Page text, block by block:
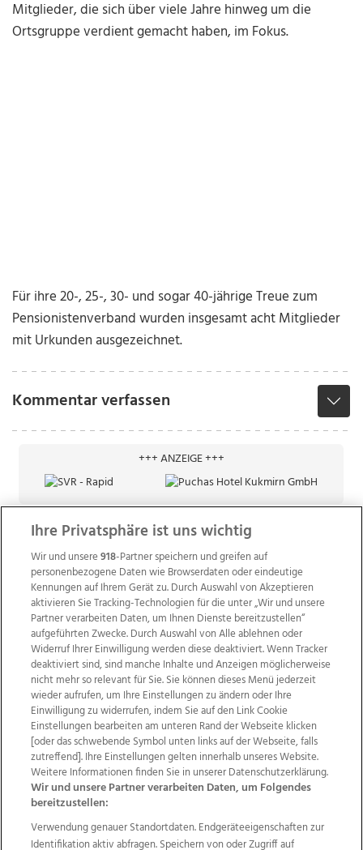
Mitglieder, die sich über viele Jahre hinweg um die
Ortsgruppe verdient gemacht haben, im Fokus.
Für ihre 20-, 25-, 30- und sogar 40-jährige Treue zum
Pensionistenverband wurden insgesamt acht Mitglieder
mit Urkunden ausgezeichnet.
Kommentar verfassen
+++ ANZEIGE +++
Wir über uns Mediadaten Kontakt
Jobs
Datenschutz
Impressum
AGB Anzeigekunden
AGB Website
Ehrenkodex Politische Werbung
Weitere Angebote des Medienhauses Wimmer
Ihre Privatsphäre ist uns wichtig
Wir und unsere918-Partner speichern und greifen auf
personenbezogene Daten wie Browserdaten oder eindeutige
Kennungen auf Ihrem Gerät zu. Durch Auswahl von Akzeptieren
aktivieren Sie Tracking-Technologien für die unter „Wir und unsere
Partner verarbeiten Daten, um Ihnen Dienste bereitzustellen“
aufgeführten Zwecke. Durch Auswahl von Alle ablehnen oder
Widerruf Ihrer Einwilligung werden diese deaktiviert. Wenn Tracker
deaktiviert sind, sind manche Inhalte und Anzeigen möglicherweise
nicht mehr so relevant für Sie. Sie können dieses Menü jederzeit
wieder aufrufen, um Ihre Einstellungen zu ändern oder Ihre
Einwilligung zu widerrufen, indem Sie auf den Link Cookie
Einstellungen bearbeiten am unteren Rand der Webseite klicken
[oder das schwebende Symbol unten links auf der Webseite, falls
zutreffend]. Ihre Einstellungen gelten innerhalb unseres Website.
Weitere Informationen finden Sie in unserer Datenschutzerklärung.
Wir und unsere Partner verarbeiten Daten, um Folgendes
bereitzustellen:
Verwendung genauer Standortdaten. Endgeräteeigenschaften zur
Identifikation aktiv abfragen. Speichern von oder Zugriff auf